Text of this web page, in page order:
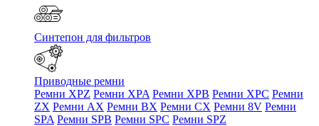
Синтепон для фильтров
Приводные ремни
Ремни XPZ Ремни XPA Ремни XPB Ремни XPC Ремни
ZX Ремни AX Ремни BX Ремни CX Ремни 8V Ремни
SPA Ремни SPB Ремни SPC Ремни SPZ